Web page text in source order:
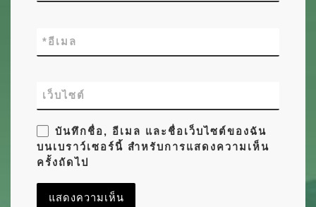
อีเมล
*
เว็บไซต์
บันทึกชื่อ, อีเมล และชื่อเว็บไซต์ของฉัน
บนเบราว์เซอร์นี้ สำหรับการแสดงความเห็น
ครั้งถัดไป